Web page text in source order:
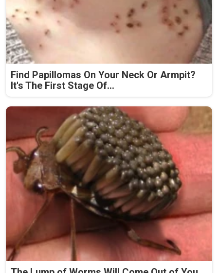
Find Papillomas On Your Neck Or Armpit?
It's The First Stage Of...